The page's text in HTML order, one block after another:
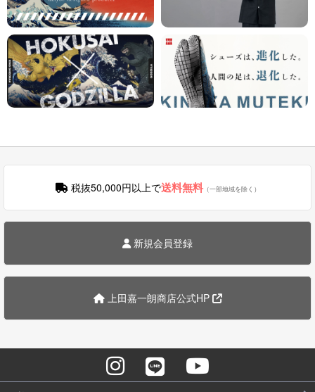
税抜50,000円以上で送料無料（一部地域を除く）
新規会員登録
上田嘉一朗商店公式HP